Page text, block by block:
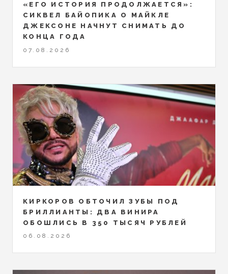
«ЕГО ИСТОРИЯ ПРОДОЛЖАЕТСЯ»:
СИКВЕЛ БАЙОПИКА О МАЙКЛЕ
ДЖЕКСОНЕ НАЧНУТ СНИМАТЬ ДО
КОНЦА ГОДА
07.08.2026
КИРКОРОВ ОБТОЧИЛ ЗУБЫ ПОД
БРИЛЛИАНТЫ: ДВА ВИНИРА
ОБОШЛИСЬ В 350 ТЫСЯЧ РУБЛЕЙ
06.08.2026